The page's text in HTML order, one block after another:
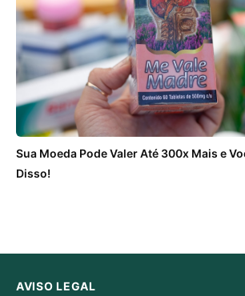
Sua Moeda Pode Valer Até 300x Mais e
Disso!
AVISO LEGAL